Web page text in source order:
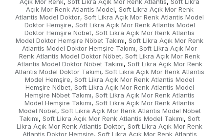
, ,
Açık Mor Renk Atlantis Model, Soft Likra Açık Mor Renk
Atlantis Model Doktor, Soft Likra Açık Mor Renk Atlantis Model
Doktor Hemşire, Soft Likra Açık Mor Renk Atlantis Model
Doktor Hemşire Nöbet, Soft Likra Açık Mor Renk Atlantis
Model Doktor Hemşire Nöbet Takımı, Soft Likra Açık Mor Renk
Atlantis Model Doktor Hemşire Takımı, Soft Likra Açık Mor
Renk Atlantis Model Doktor Nöbet, Soft Likra Açık Mor Renk
Atlantis Model Doktor Nöbet Takımı, Soft Likra Açık Mor Renk
Atlantis Model Doktor Takımı, Soft Likra Açık Mor Renk Atlantis
Model Hemşire, Soft Likra Açık Mor Renk Atlantis Model
Hemşire Nöbet, Soft Likra Açık Mor Renk Atlantis Model
Hemşire Nöbet Takımı, Soft Likra Açık Mor Renk Atlantis
Model Hemşire Takımı, Soft Likra Açık Mor Renk Atlantis
Model Nöbet, Soft Likra Açık Mor Renk Atlantis Model Nöbet
Takımı, Soft Likra Açık Mor Renk Atlantis Model Takımı, Soft
Likra Açık Mor Renk Atlantis Doktor, Soft Likra Açık Mor Renk
Atlantis Doktor Hemşire, Soft Likra Açık Mor Renk Atlantis